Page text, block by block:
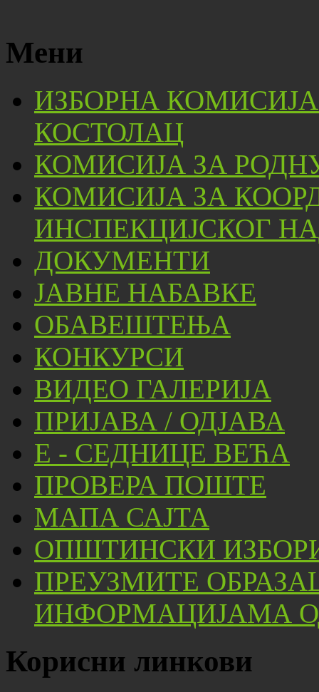
Мени
ИЗБОРНА
КОСТОЛАЦ
КОМИСИЈА ЗА
КОМИСИЈА ЗА
ИНСПЕКЦИЈСКОГ
ДОКУМЕНТИ
ЈАВНЕ НАБАВКЕ
ОБАВЕШТЕЊА
КОНКУРСИ
ВИДЕО ГАЛЕРИЈА
ПРИЈАВА / ОДЈАВА
Е - СЕДНИЦЕ ВЕЋА
ПРОВЕРА ПОШТЕ
МАПА САЈТА
ОПШТИНСКИ
ПРЕУЗМИТЕ
ИНФОРМАЦИЈАМА
Корисни линкови